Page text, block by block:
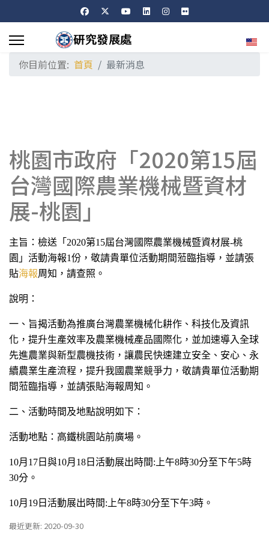
選擇
你目前位置: 首頁 最新消息
桃園市政府「2020第15屆
台灣國際農業機械暨資材
展-桃園」
主旨：檢送「2020第15屆台灣國際農業機械暨資材展-桃
園」活動海報1份，敬請貴單位活動期間蒞臨指導，並請張
貼海報周知，請查照。
說明：
一、旨揭活動為推廣台灣農業機械化耕作、科技化及資訊
化，提升生產效率及農業機械產品國際化，並加速導入全球
先進農業與新型農機技術，讓農民快速建立安全、安心、永
續農業生產流程，提升我國農業競爭力，敬請貴單位活動期
間蒞臨指導，並請張貼海報周知。
二、活動時間及地點說明如下：
活動地點：高鐵桃園站前廣場。
10月17日與10月18日活動展出時間:上午8時30分至下午5時
30分。
10月19日活動展出時間:上午8時30分至下午3時。
最近更新: 2020-09-30